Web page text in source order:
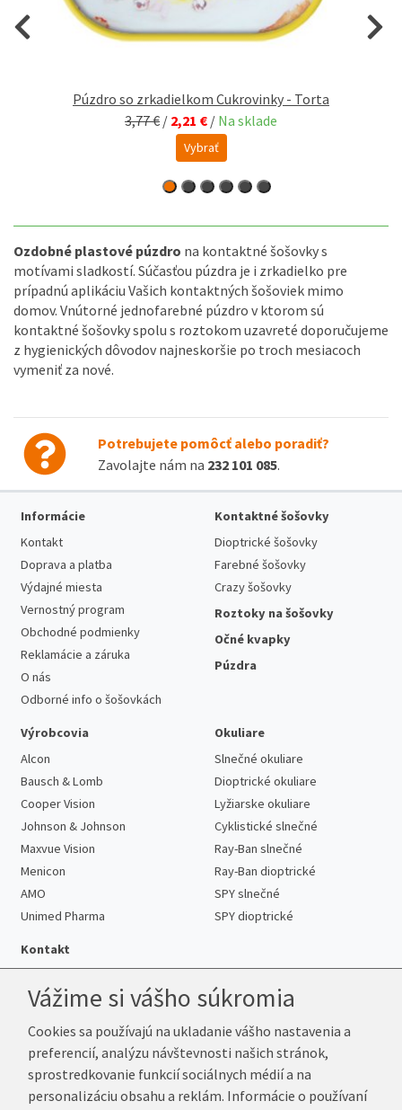
Púzdro so zrkadielkom Cukrovinky - Torta
3,77 € / 2,21 € / Na sklade
Vybrať
Ozdobné plastové púzdro na kontaktné šošovky s
motívami sladkostí. Súčasťou púzdra je i zrkadielko pre
prípadnú aplikáciu Vašich kontaktných šošoviek mimo
domov. Vnútorné jednofarebné púzdro v ktorom sú
kontaktné šošovky spolu s roztokom uzavreté doporučujeme
z hygienických dôvodov najneskoršie po troch mesiacoch
vymeniť za nové.
Potrebujete pomôcť alebo poradiť?
Zavolajte nám na 232 101 085.
Informácie
Kontakt
Doprava a platba
Výdajné miesta
Vernostný program
Obchodné podmienky
Reklamácie a záruka
O nás
Odborné info o šošovkách
Kontaktné šošovky
Dioptrické šošovky
Farebné šošovky
Crazy šošovky
Roztoky na šošovky
Očné kvapky
Púzdra
Výrobcovia
Alcon
Bausch & Lomb
Cooper Vision
Johnson & Johnson
Maxvue Vision
Menicon
AMO
Unimed Pharma
Okuliare
Slnečné okuliare
Dioptrické okuliare
Lyžiarske okuliare
Cyklistické slnečné
Ray-Ban slnečné
Ray-Ban dioptrické
SPY slnečné
SPY dioptrické
Kontakt
Telefón:+421 222 205 863
E-mail:info@k-sosovky.sk
Reklamačná adresa
Vážime si vášho súkromia
Cookies sa používajú na ukladanie vášho nastavenia a
preferencií, analýzu návštevnosti našich stránok,
sprostredkovanie funkcií sociálnych médií a na
personalizáciu obsahu a reklám. Informácie o používaní